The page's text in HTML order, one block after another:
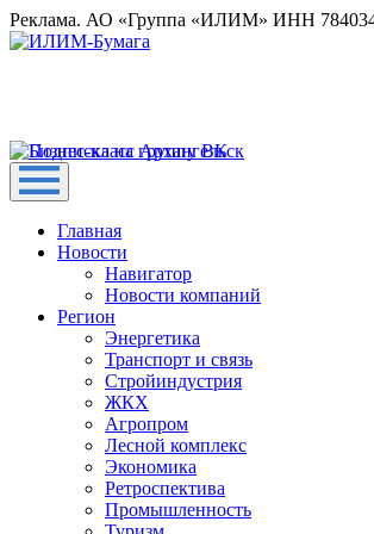
Реклама. АО «Группа «ИЛИМ» ИНН
Главная
Новости
Навигатор
Новости компаний
Регион
Энергетика
Транспорт и связь
Стройиндустрия
ЖКХ
Агропром
Лесной комплекс
Экономика
Ретроспектива
Промышленность